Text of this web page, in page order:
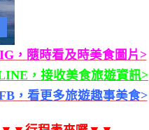
，隨時看及時美食圖片>
，接收美食旅遊資訊>
，看更多旅遊趣事美食>